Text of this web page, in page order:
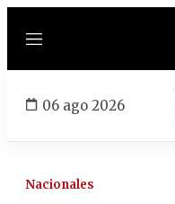
Menú
06 ago 2026
Nacionales